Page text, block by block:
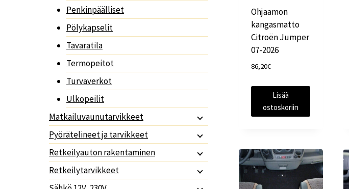
Ohjaamon
kangasmatto
Citroën Jumper
07-2026
86,20€
Lisää
ostoskoriin
Penkinpäälliset
Pölykapselit
Tavaratila
Termopeitot
Turvaverkot
Ulkopeilit
Matkailuvaunutarvikkeet
Pyörätelineet ja tarvikkeet
Retkeilyauton rakentaminen
Retkeilytarvikkeet